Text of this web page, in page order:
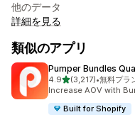
他のデータ
詳細を見る
類似のアプリ
Pumper Bundles
4.95つ星中
(3,217)
合計レビュー数：3217件
•無料プラ
Increase AOV with
Built for Shopify